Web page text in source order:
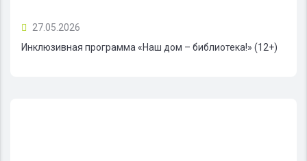
27.05.2026
Инклюзивная программа «Наш дом – библиотека!» (12+)